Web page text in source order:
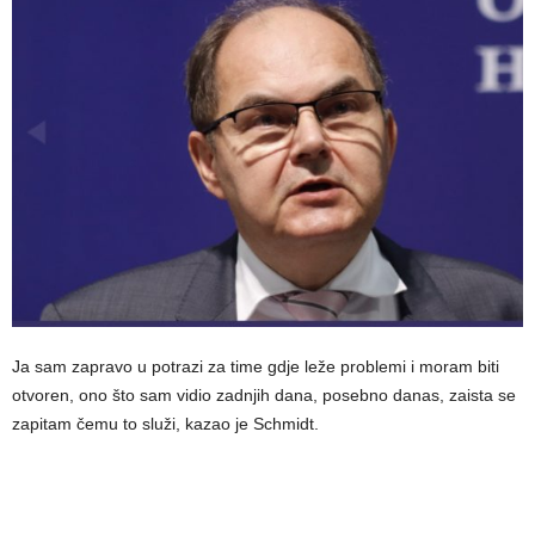
Ja sam zapravo u potrazi za time gdje leže problemi i moram biti
otvoren, ono što sam vidio zadnjih dana, posebno danas, zaista se
zapitam čemu to služi, kazao je Schmidt.